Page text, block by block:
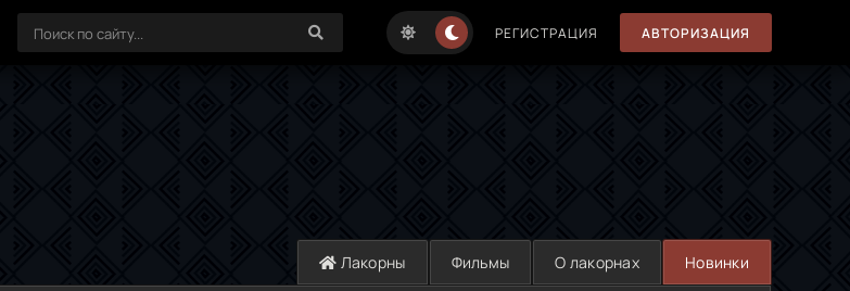
РЕГИСТРАЦИЯ АВТОРИЗАЦИЯ
Лакорны Фильмы О лакорнах Новинки